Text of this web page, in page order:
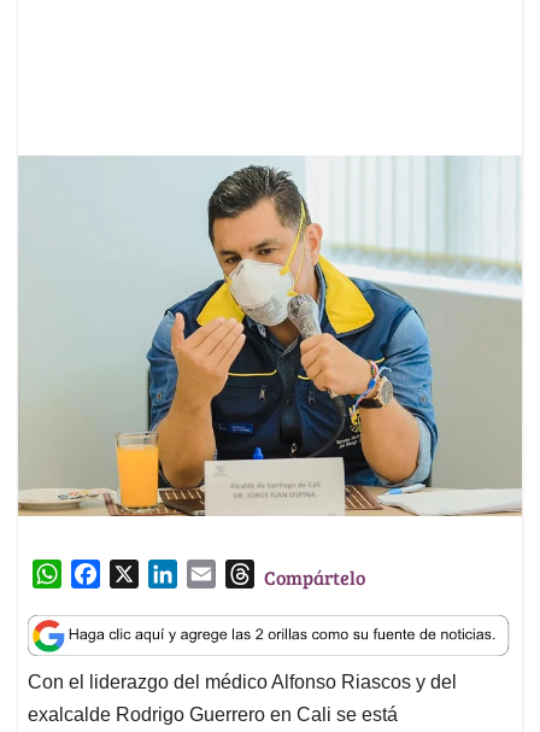
W
a
t
s
A
c
e
b
o
n
k
e
d
a
i
l
T
r
e
a
d
Compártelo
Con el liderazgo del médico Alfonso Riascos y del
exalcalde Rodrigo Guerrero en Cali se está